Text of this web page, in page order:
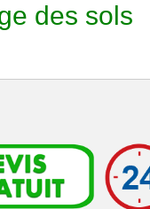
des sols